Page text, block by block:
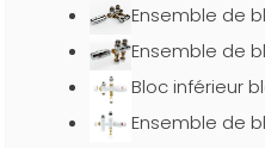
Ensemble de
Ensemble de
Bloc inférieur
Ensemble de